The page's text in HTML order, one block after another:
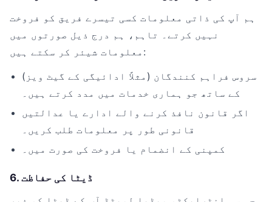
ہم آپ کی ذاتی معلومات کسی تیسرے فریق کو فروخت
نہیں کرتے۔ تاہم، ہم درج ذیل صورتوں میں
معلومات شیئر کر سکتے ہیں:
سروس فراہم کنندگان (مثلاً ادائیگی کے گیٹ ویز)
کے ساتھ جو ہماری خدمات میں مدد کرتے ہیں۔
اگر قانون نافذ کرنے والے ادارے یا عدالتیں
قانونی طور پر معلومات طلب کریں۔
کمپنی کے انضمام یا فروخت کی صورت میں۔
6. ڈیٹا کی حفاظت